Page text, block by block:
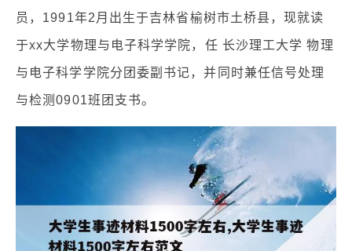
员，1991年2月出生于吉林省榆树市土桥县，现就读
于xx大学物理与电子科学学院，任 长沙理工大学 物理
与电子科学学院分团委副书记，并同时兼任信号处理
与检测0901班团支书。